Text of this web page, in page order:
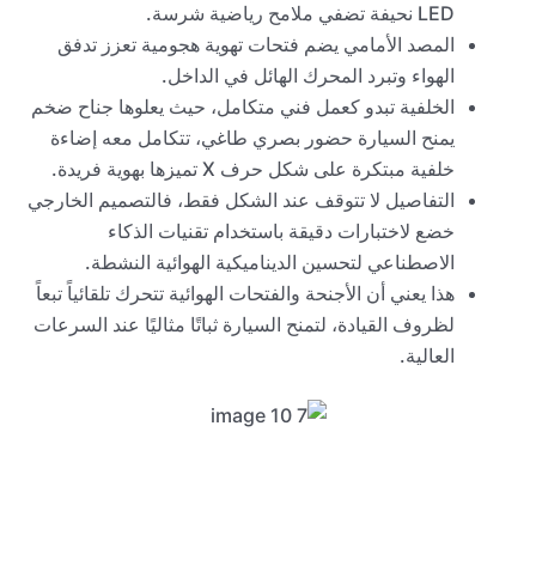
LED نحيفة تضفي ملامح رياضية شرسة.
المصد الأمامي يضم فتحات تهوية هجومية تعزز تدفق
الهواء وتبرد المحرك الهائل في الداخل.
الخلفية تبدو كعمل فني متكامل، حيث يعلوها جناح ضخم
يمنح السيارة حضور بصري طاغي، تتكامل معه إضاءة
خلفية مبتكرة على شكل حرف X تميزها بهوية فريدة.
التفاصيل لا تتوقف عند الشكل فقط، فالتصميم الخارجي
خضع لاختبارات دقيقة باستخدام تقنيات الذكاء
الاصطناعي لتحسين الديناميكية الهوائية النشطة.
هذا يعني أن الأجنحة والفتحات الهوائية تتحرك تلقائياً تبعاً
لظروف القيادة، لتمنح السيارة ثباتًا مثاليًا عند السرعات
العالية.